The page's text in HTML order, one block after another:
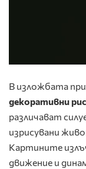
В изложбата
декоративни
различават
изрисувани
Картините
движение и